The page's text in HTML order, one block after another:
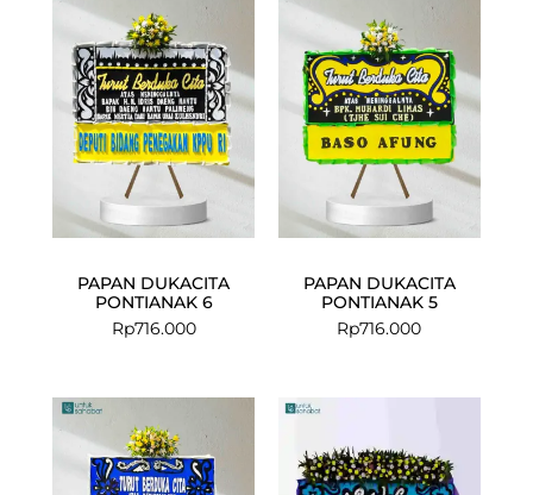
PAPAN DUKACITA
PONTIANAK 6
Rp716.000
PAPAN DUKACITA
PONTIANAK 5
Rp716.000
was:
is:
Rp1.252.000.